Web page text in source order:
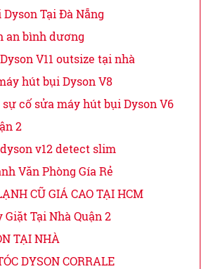
Tại Đà Nẵng
an bình dương
V11 outsize tại nhà
hút bụi Dyson V8
cố sửa máy hút bụi Dyson V6
2
v12 detect slim
Văn Phòng Gía Rẻ
CŨ GIÁ CAO TẠI HCM
Tại Nhà Quận 2
TẠI NHÀ
DYSON CORRALE